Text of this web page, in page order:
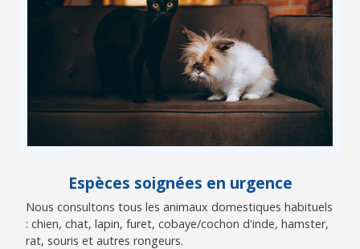
Espèces soignées en urgence
Nous consultons tous les animaux domestiques habituels
: chien, chat, lapin, furet, cobaye/cochon d'inde, hamster,
rat, souris et autres rongeurs.